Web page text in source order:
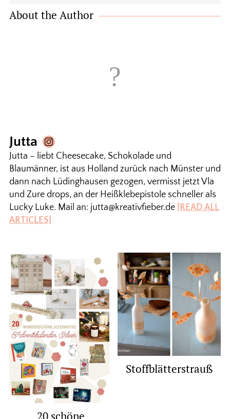
About the Author
Jutta
Jutta – liebt Cheesecake, Schokolade und
Blaumänner, ist aus Holland zurück nach Münster und
dann nach Lüdinghausen gezogen, vermisst jetzt Vla
und Zure drops, an der Heißklebepistole schneller als
Lucky Luke. Mail an: jutta@kreativfieber.de [READ ALL
ARTICLES]
20 schöne
Stoffblätterstrauß